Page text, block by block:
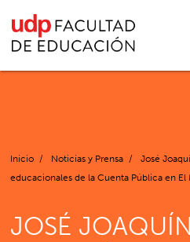
Inicio / Noticias y Prensa /
José
educacionales de la Cuenta Pública en El
JOSÉ